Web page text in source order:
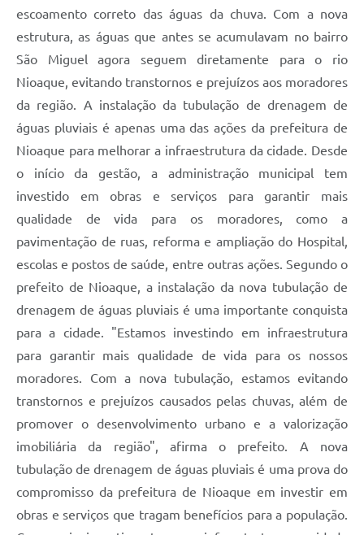
escoamento correto das águas da chuva. Com a nova
estrutura, as águas que antes se acumulavam no bairro
São Miguel agora seguem diretamente para o rio
Nioaque, evitando transtornos e prejuízos aos moradores
da região. A instalação da tubulação de drenagem de
águas pluviais é apenas uma das ações da prefeitura de
Nioaque para melhorar a infraestrutura da cidade. Desde
o início da gestão, a administração municipal tem
investido em obras e serviços para garantir mais
qualidade de vida para os moradores, como a
pavimentação de ruas, reforma e ampliação do Hospital,
escolas e postos de saúde, entre outras ações. Segundo o
prefeito de Nioaque, a instalação da nova tubulação de
drenagem de águas pluviais é uma importante conquista
para a cidade. "Estamos investindo em infraestrutura
para garantir mais qualidade de vida para os nossos
moradores. Com a nova tubulação, estamos evitando
transtornos e prejuízos causados pelas chuvas, além de
promover o desenvolvimento urbano e a valorização
imobiliária da região", afirma o prefeito. A nova
tubulação de drenagem de águas pluviais é uma prova do
compromisso da prefeitura de Nioaque em investir em
obras e serviços que tragam benefícios para a população.